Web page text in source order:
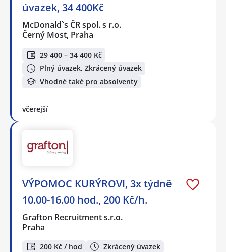
úvazek, 34 400Kč
McDonald`s ČR spol. s r.o.
Černý Most, Praha
29 400 – 34 400 Kč
Plný úvazek, Zkrácený úvazek
Vhodné také pro absolventy
včerejší
VÝPOMOC KURÝROVI, 3x týdně
10.00-16.00 hod., 200 Kč/h.
Grafton Recruitment s.r.o.
Praha
200 Kč / hod Zkrácený úvazek